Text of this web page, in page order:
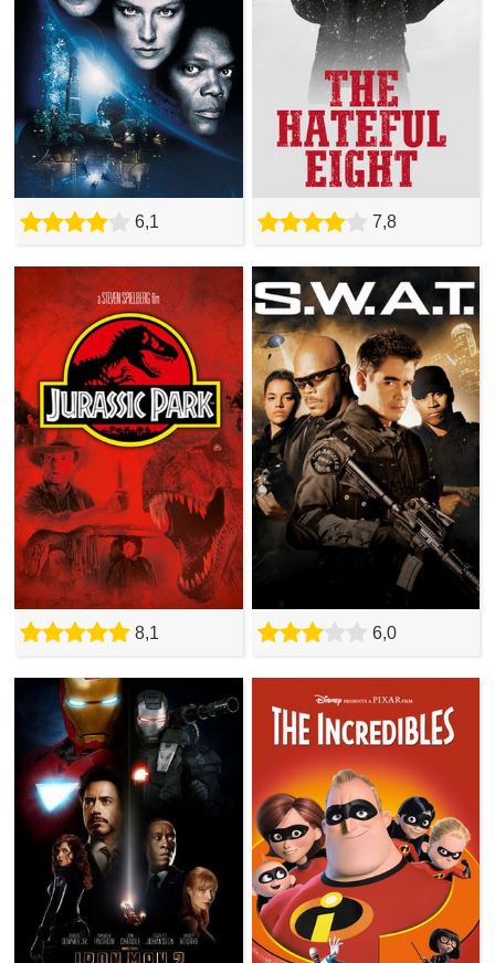
6,1 7,8
8,1 6,0